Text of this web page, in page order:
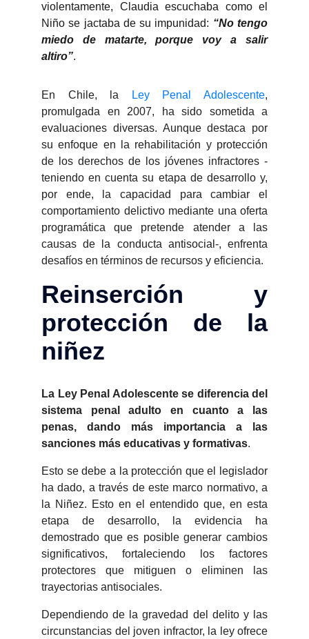
violentamente, Claudia escuchaba como el
Niño se jactaba de su impunidad: “No tengo
miedo de matarte, porque voy a salir
altiro”.
En Chile, la Ley Penal Adolescente,
promulgada en 2007, ha sido sometida a
evaluaciones diversas. Aunque destaca por
su enfoque en la rehabilitación y protección
de los derechos de los jóvenes infractores -
teniendo en cuenta su etapa de desarrollo y,
por ende, la capacidad para cambiar el
comportamiento delictivo mediante una oferta
programática que pretende atender a las
causas de la conducta antisocial-, enfrenta
desafíos en términos de recursos y eficiencia.
Reinserción y
protección de la
niñez
La Ley Penal Adolescente se diferencia del
sistema penal adulto en cuanto a las
penas, dando más importancia a las
sanciones más educativas y formativas.
Esto se debe a la protección que el legislador
ha dado, a través de este marco normativo, a
la Niñez. Esto en el entendido que, en esta
etapa de desarrollo, la evidencia ha
demostrado que es posible generar cambios
significativos, fortaleciendo los factores
protectores que mitiguen o eliminen las
trayectorias antisociales.
Dependiendo de la gravedad del delito y las
circunstancias del joven infractor, la ley ofrece